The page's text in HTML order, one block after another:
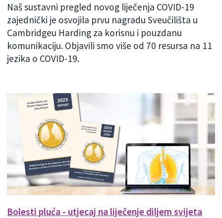
Naš sustavni pregled novog liječenja COVID-19
zajednički je osvojila prvu nagradu Sveučilišta u
Cambridgeu Harding za korisnu i pouzdanu
komunikaciju. Objavili smo više od 70 resursa na 11
jezika o COVID-19.
Bolesti pluća - utjecaj na liječenje diljem svijeta